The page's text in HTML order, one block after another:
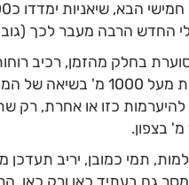
הרבה מעבר לכך (גובה 2,800 מ'
בחלק מהזמן, רכיב
השני, רק בצפון.
כזו או אחרת, רק
תמי כמובן, יריב תעדכן
גם בעתיד כאן ורק כאן,